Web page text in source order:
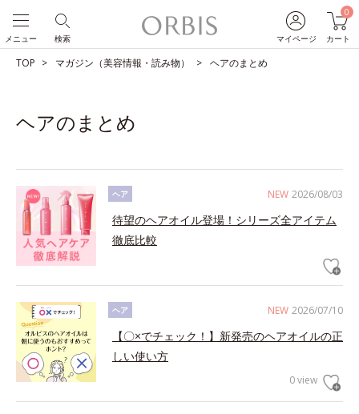
マイページ
0
カート
検索
メニュー
TOP マガジン（美容情報・読み物） ヘアのまとめ
ヘアのまとめ
NEW 2026/08/03
ヘア
待望のヘアオイル登場！シリーズ全アイテム
徹底比較
NEW 2026/07/10
ヘア
【〇×でチェック！】新発売のヘアオイルの正
しい使い方
0 view